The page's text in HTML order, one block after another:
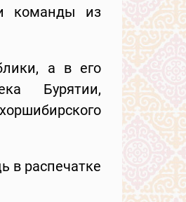
команды из
а в его
Бурятии,
в распечатке